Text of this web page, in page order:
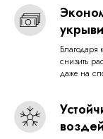
Благодаря
снизить
даже на